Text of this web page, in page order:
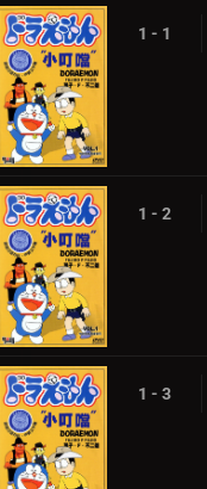
1 - 1
1 - 2
1 - 3